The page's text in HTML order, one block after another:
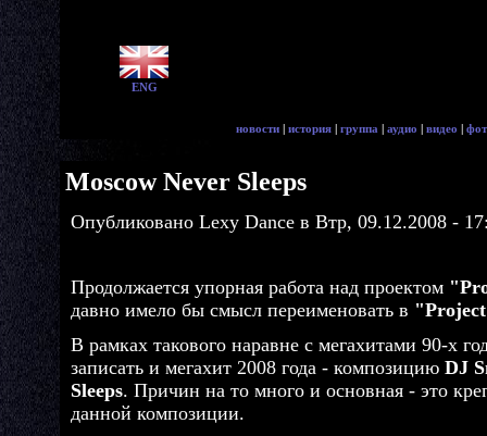
ENG
новости | история | группа | аудио | видео |
Moscow Never Sleeps
Опубликовано Lexy Dance в Втр, 09.12.2008 -
Продолжается упорная работа над проектом
давно имело бы смысл переименовать в
В рамках такового наравне с мегахитами 90-х
записать и мегахит 2008 года - композицию DJ
Sleeps. Причин на то много и основная - это
данной композиции.